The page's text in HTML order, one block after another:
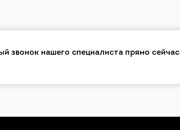
звонок нашего специалиста прямо сейчас